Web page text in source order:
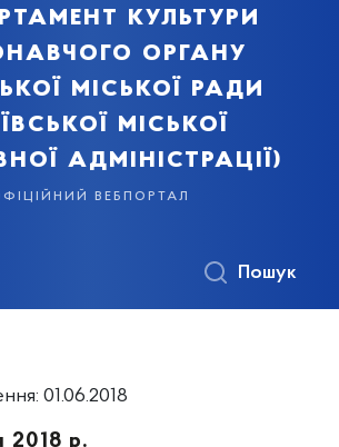
культури
органу
міської ради
міської
адміністрації)
вебпортал
Пошук
01.06.2018
2018 р.